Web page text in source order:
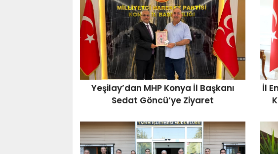
Yeşilay’dan MHP Konya İl Başkanı
Sedat Göncü’ye Ziyaret
İl